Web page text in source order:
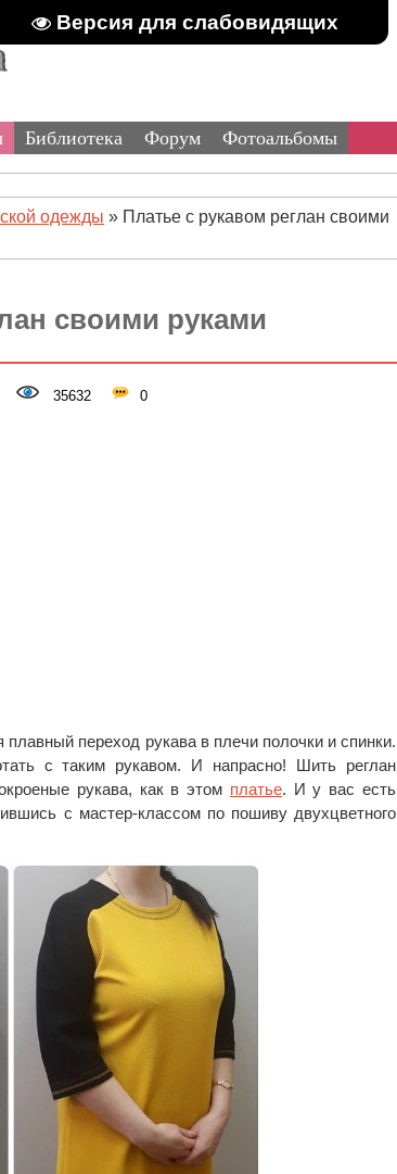
Версия для слабовидящих
Библиотека Форум Фотоальбомы
одежды » Платье с рукавом реглан своими
своими руками
35632 0
переход рукава в плечи полочки и спинки.
с таким рукавом. И напрасно! Шить реглан
рукава, как в этом платье. И у вас есть
с мастер-классом по пошиву двухцветного